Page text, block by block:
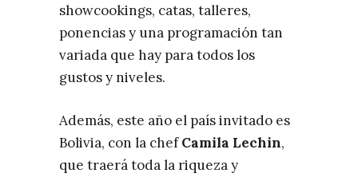
showcookings, catas, talleres,
ponencias y una programación tan
variada que hay para todos los
gustos y niveles.
Además, este año el país invitado es
Bolivia, con la chefCamila Lechin,
que traerá toda la riqueza y